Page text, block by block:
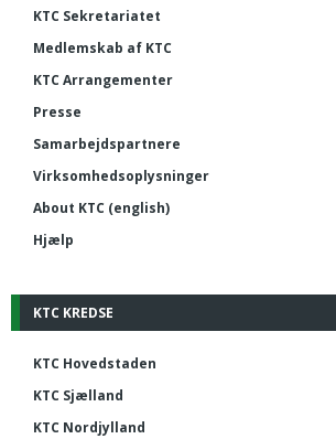
KTC Sekretariatet
Medlemskab af KTC
KTC Arrangementer
Presse
Samarbejdspartnere
Virksomhedsoplysninger
About KTC (english)
Hjælp
KTC KREDSE
KTC Hovedstaden
KTC Sjælland
KTC Nordjylland